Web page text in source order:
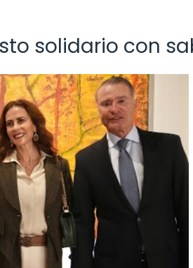
solidario con